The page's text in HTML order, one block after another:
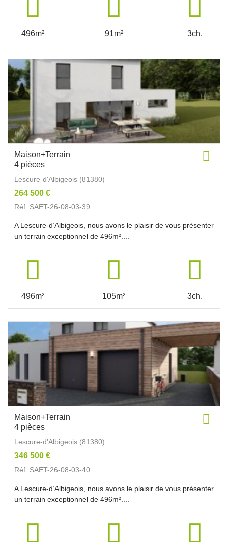
496m² 91m² 3ch.
Maison+Terrain
4 pièces
Lescure-d'Albigeois (81380)
264 500 €
Réf. SAET-26-08-03-39
A Lescure-d’Albigeois, nous avons le plaisir de vous présenter
un terrain exceptionnel de 496m²....
496m² 105m² 3ch.
Maison+Terrain
4 pièces
Lescure-d'Albigeois (81380)
346 500 €
Réf. SAET-26-08-03-40
A Lescure-d’Albigeois, nous avons le plaisir de vous présenter
un terrain exceptionnel de 496m²....